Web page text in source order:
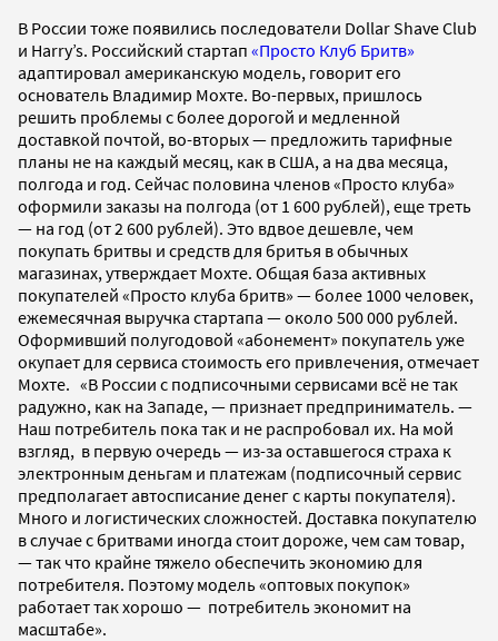
В России тоже появились последователи Dollar Shave Club
и Harry’s. Российский стартап «Просто Клуб Бритв»
адаптировал американскую модель, говорит его
основатель Владимир Мохте. Во-первых, пришлось
решить проблемы с более дорогой и медленной
доставкой почтой, во-вторых — предложить тарифные
планы не на каждый месяц, как в США, а на два месяца,
полгода и год. Сейчас половина членов «Просто клуба»
оформили заказы на полгода (от 1 600 рублей), еще треть
— на год (от 2 600 рублей). Это вдвое дешевле, чем
покупать бритвы и средств для бритья в обычных
магазинах, утверждает Мохте. Общая база активных
покупателей «Просто клуба бритв» — более 1000 человек,
ежемесячная выручка стартапа — около 500 000 рублей.
Оформивший полугодовой «абонемент» покупатель уже
окупает для сервиса стоимость его привлечения, отмечает
Мохте. «В России с подписочными сервисами всё не так
радужно, как на Западе, — признает предприниматель. —
Наш потребитель пока так и не распробовал их. На мой
взгляд, в первую очередь — из-за оставшегося страха к
электронным деньгам и платежам (подписочный сервис
предполагает автосписание денег с карты покупателя).
Много и логистических сложностей. Доставка покупателю
в случае с бритвами иногда стоит дороже, чем сам товар,
— так что крайне тяжело обеспечить экономию для
потребителя. Поэтому модель «оптовых покупок»
работает так хорошо — потребитель экономит на
масштабе».